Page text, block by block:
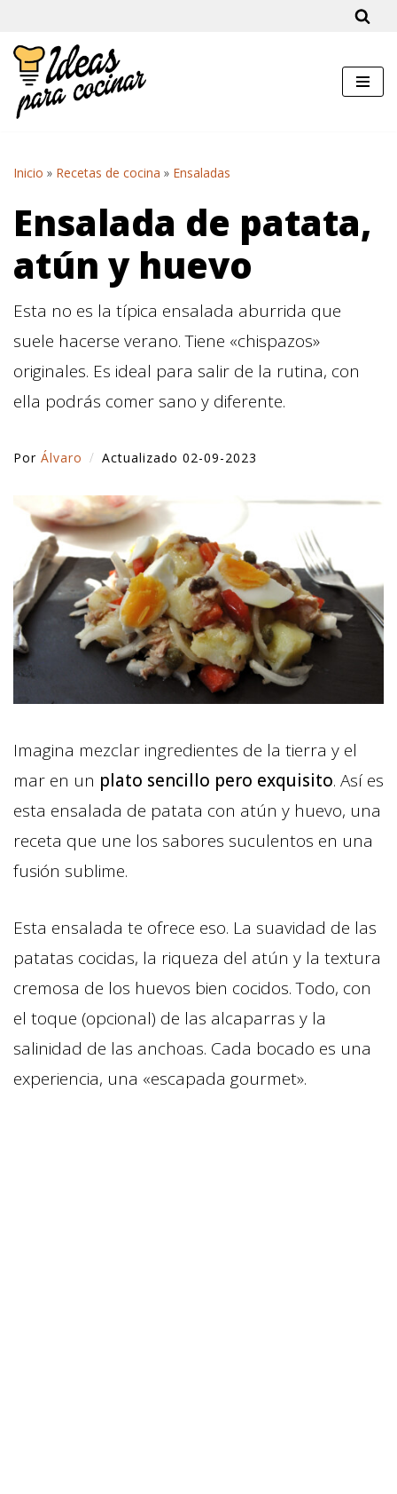
Saltar
al
contenido
Inicio » Recetas de cocina » Ensaladas
Ensalada de patata,
atún y huevo
Esta no es la típica ensalada aburrida que
suele hacerse verano. Tiene «chispazos»
originales. Es ideal para salir de la rutina, con
ella podrás comer sano y diferente.
Por Álvaro Actualizado 02-09-2023
Imagina mezclar ingredientes de la tierra y el
mar en un plato sencillo pero exquisito. Así es
esta ensalada de patata con atún y huevo, una
receta que une los sabores suculentos en una
fusión sublime.
Esta ensalada te ofrece eso. La suavidad de las
patatas cocidas, la riqueza del atún y la textura
cremosa de los huevos bien cocidos. Todo, con
el toque (opcional) de las alcaparras y la
salinidad de las anchoas. Cada bocado es una
experiencia, una «escapada gourmet».